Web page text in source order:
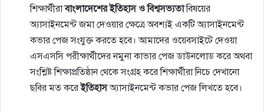
শিক্ষার্থীরাবাংলাদেশের ইতিহাস ও বিশ্বসভ্যতাবিষয়ের
অ্যাসাইনমেন্ট জমা দেওয়ার ক্ষেত্রে অবশ্যই একটি অ্যাসাইনমেন্ট
কভার পেজ সংযুক্ত করতে হবে। আমাদের ওয়েবসাইটে দেওয়া
এসএসসি পরীক্ষার্থীদের নমুনা কাভার পেজ ডাউনলোড করে অথবা
সংশ্লিষ্ট শিক্ষাপ্রতিষ্ঠান থেকে সংগ্রহ করে শিক্ষার্থীরা নিচে দেখানো
ছবির মত করেইতিহাসঅ্যাসাইনমেন্ট কভার পেজ লিখতে হবে।